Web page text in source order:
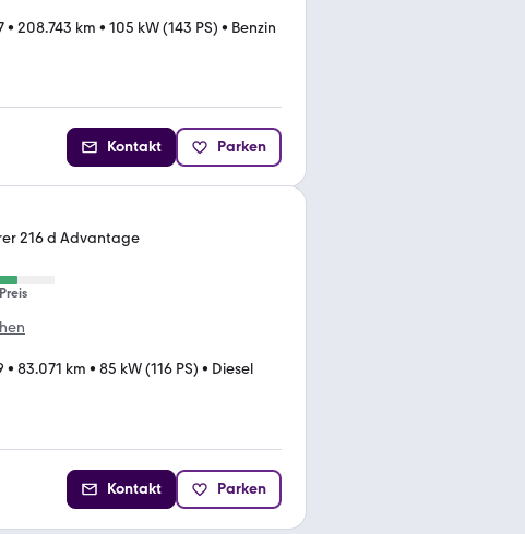
• 208.743 km • 105 kW (143 PS) • Benzin
Kontakt Parken
216 d Advantage
• 83.071 km • 85 kW (116 PS) • Diesel
Kontakt Parken